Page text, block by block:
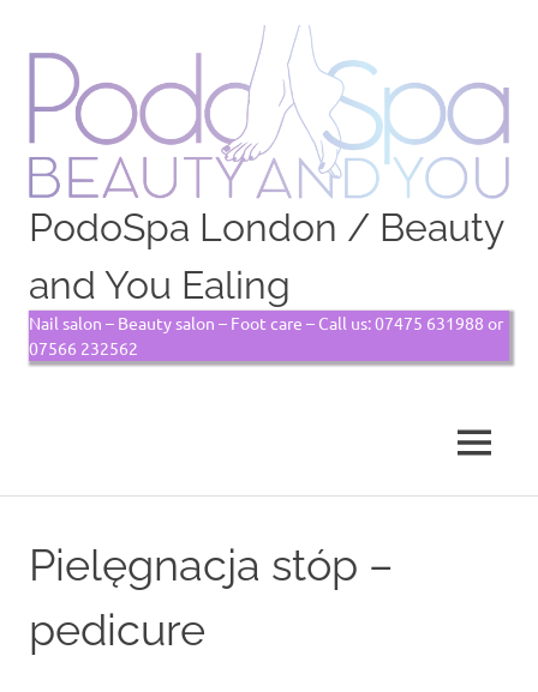
content
PodoSpa London / Beauty
and You Ealing
Nail salon – Beauty salon – Foot care – Call us: 07475 631988 or
07566 232562
MENU
Pielęgnacja stóp –
pedicure